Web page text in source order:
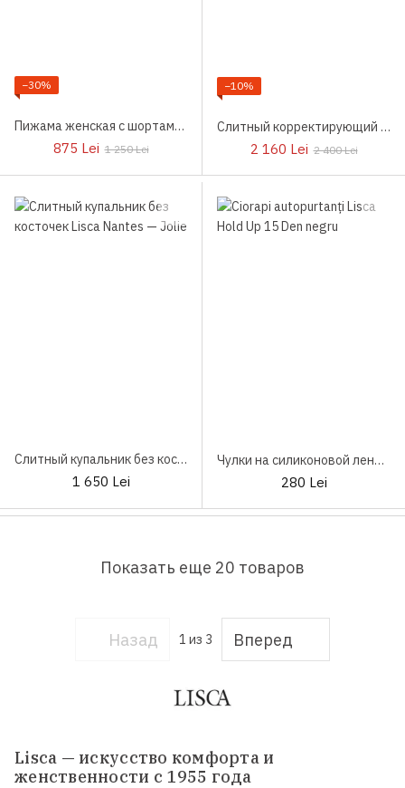
−30%
Пижама женская с шортами Lisca Daydream
875 Lei 1 250 Lei
−10%
Слитный корректирующий купальник Lisca Union Island
2 160 Lei 2 400 Lei
Слитный купальник без косточек Lisca Nantes
1 650 Lei
Чулки на силиконовой ленте Lisca Hold Up
280 Lei
Показать еще 20 товаров
Назад 1 из 3 Вперед
Lisca — искусство комфорта и
женственности с 1955 года